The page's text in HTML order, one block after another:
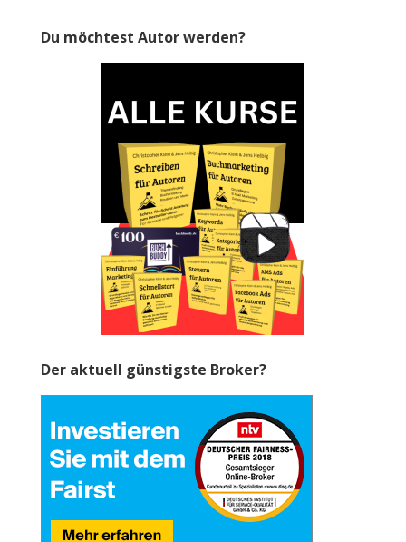
Du möchtest Autor werden?
Der aktuell günstigste Broker?